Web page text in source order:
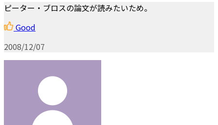
ピーター・ブロスの論文が読みたいため。
Good
2008/12/07